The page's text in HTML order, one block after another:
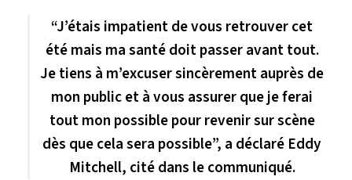
“J’étais impatient de vous retrouver cet
été mais ma santé doit passer avant tout.
Je tiens à m’excuser sincèrement auprès de
mon public et à vous assurer que je ferai
tout mon possible pour revenir sur scène
dès que cela sera possible”, a déclaré Eddy
Mitchell, cité dans le communiqué.